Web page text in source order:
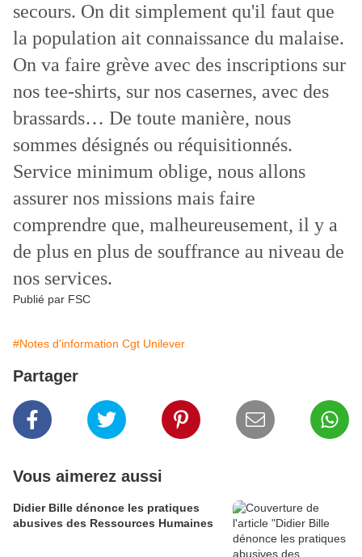
secours. On dit simplement qu'il faut que
la population ait connaissance du malaise.
On va faire grève avec des inscriptions sur
nos tee-shirts, sur nos casernes, avec des
brassards… De toute manière, nous
sommes désignés ou réquisitionnés.
Service minimum oblige, nous allons
assurer nos missions mais faire
comprendre que, malheureusement, il y a
de plus en plus de souffrance au niveau de
nos services.
Publié par FSC
#Notes d'information Cgt Unilever
Partager
Vous aimerez aussi
Didier Bille dénonce les pratiques
abusives des Ressources Humaines